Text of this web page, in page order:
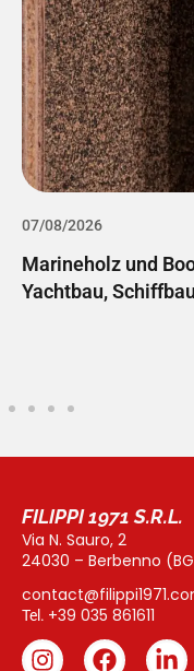
07/08/2026
Marineholz und
Yachtbau,
FILIPPI 1971 S.R.L.
Via N. Sauro, 2
24030 – Berbenno
Tel. +39 035 861611